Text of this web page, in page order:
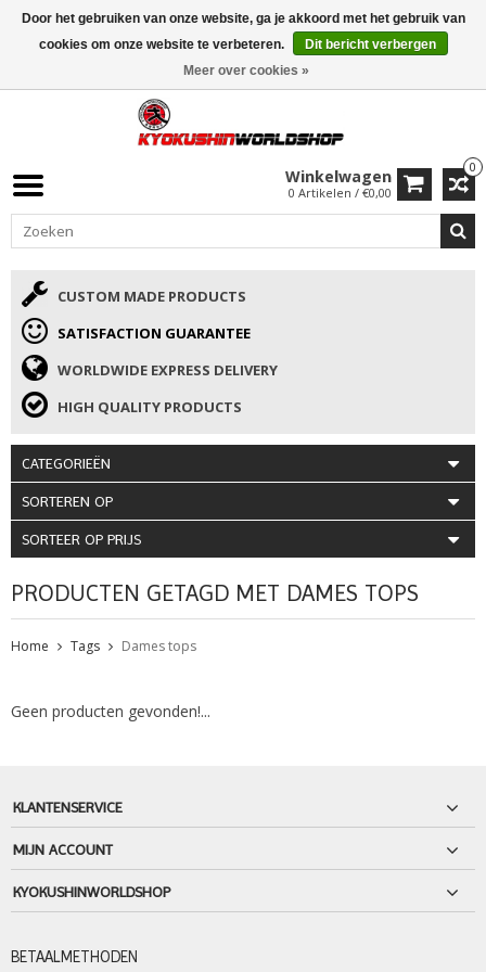
ISAMU SUMMER DEALS• 10% Korting + cadeau vanaf €169 →
0
Winkelwagen
0 Artikelen / €0,00
CUSTOM MADE PRODUCTS
SATISFACTION GUARANTEE
WORLDWIDE EXPRESS DELIVERY
HIGH QUALITY PRODUCTS
CATEGORIEËN
SORTEREN OP
SORTEER OP PRIJS
PRODUCTEN GETAGD MET DAMES TOPS
Home Tags Dames tops
Geen producten gevonden!...
KLANTENSERVICE
MIJN ACCOUNT
KYOKUSHINWORLDSHOP
BETAALMETHODEN
Door het gebruiken van onze website, ga je akkoord met het gebruik van
cookies om onze website te verbeteren.
Dit bericht verbergen
Meer over cookies »